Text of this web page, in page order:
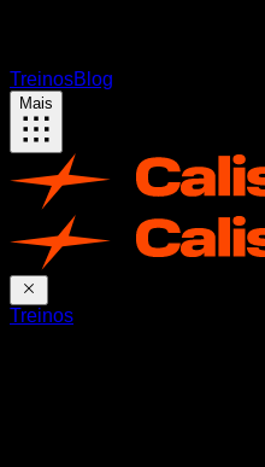
TreinosBlog
Mais
Treinos